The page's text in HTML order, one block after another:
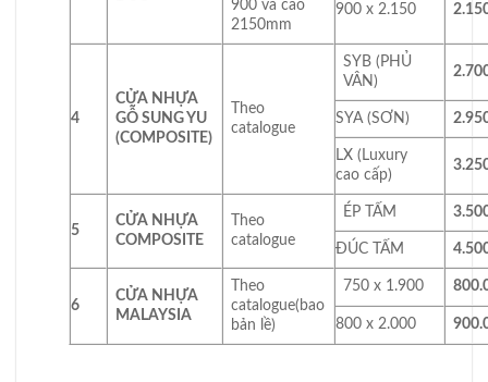
900 và cao
2150mm
900 x 2.150
4
CỬA NHỰA
GỖ SUNG YU
(COMPOSITE)
Theo
catalogue
SYB (PHỦ
VÂN)
SYA (SƠN)
LX (Luxury
cao cấp)
5
CỬA NHỰA
COMPOSITE
Theo
catalogue
ÉP TẤM
ĐÚC TẤM
6
CỬA NHỰA
MALAYSIA
Theo
catalogue(bao
bản lề)
750 x 1.900
800 x 2.000